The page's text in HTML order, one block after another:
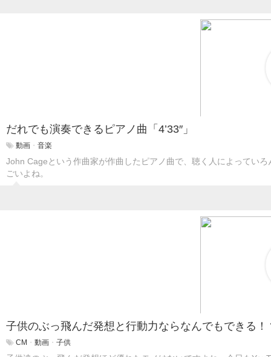
だれでも演奏できるピアノ曲「4’33″」
動画 ・ 音楽
John Cageという作曲家が作曲したピアノ曲で、聴く人によってい
ごいよね。
子供のぶっ飛んだ発想と行動力ならなんでもできる！
CM ・ 動画 ・ 子供